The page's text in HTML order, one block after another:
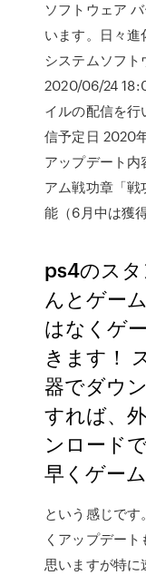
ソフトウェア
います。日々進
システムソフト
2020/06/24
イルの配信を
信予定日 2020
アップデート内
アム戦功章「
能（6月中は獲
ps4のス
んとゲー
はなくゲ
きます！
器でダウ
すれば、
ンロード
早くゲー
という感じで
くアップデー
思いますが特に